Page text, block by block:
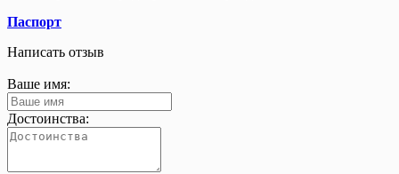
Паспорт
Написать отзыв
Ваше имя:
Достоинства: